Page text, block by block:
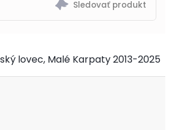
lovec, Malé Karpaty 2013-2025